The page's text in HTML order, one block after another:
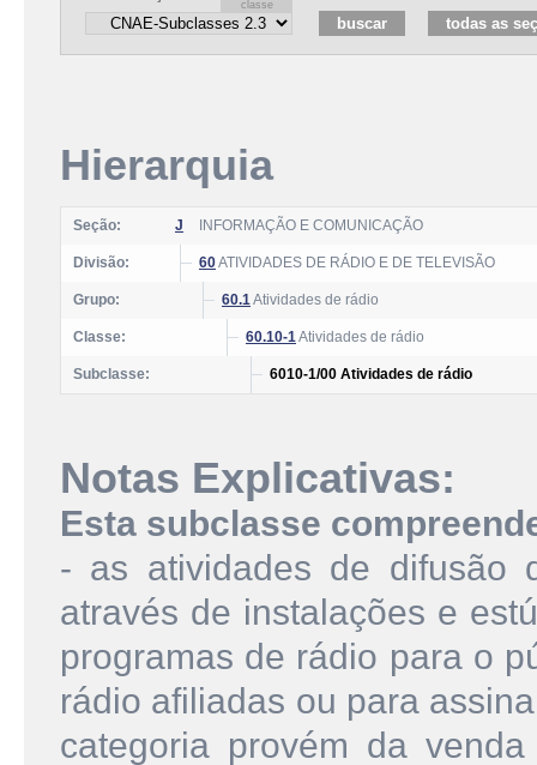
Hierarquia
Seção: J INFORMAÇÃO E COMUNICAÇÃO
Divisão: 60ATIVIDADES DE RÁDIO E DE TELEVISÃO
Grupo: 60.1Atividades de rádio
Classe: 60.10-1Atividades de rádio
Subclasse: 6010-1/00 Atividades de rádio
Notas Explicativas:
Esta subclasse
- as atividades de difusão
através de instalações e
programas de rádio para o
rádio afiliadas ou para
categoria provém da